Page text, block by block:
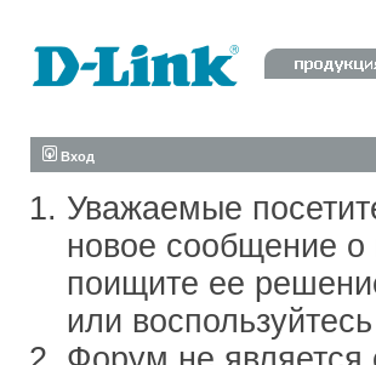
Вход
Уважаемые
новое сообщение
поищите ее
или